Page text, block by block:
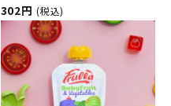
nuova（ベビーフルーツ／ナ
チュラヌオヴァ）
302円 (税込)